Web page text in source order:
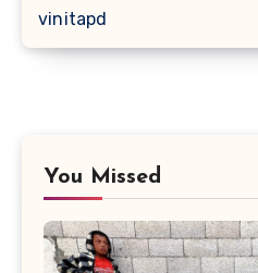
vinitapd
You Missed